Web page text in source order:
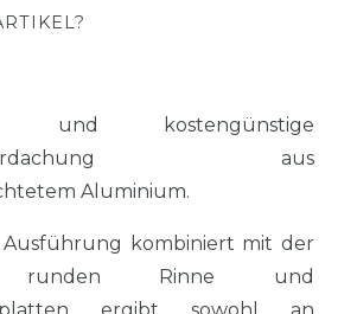
und kostengünstige
aus
Aluminium.
Ausführung kombiniert mit der
runden Rinne und